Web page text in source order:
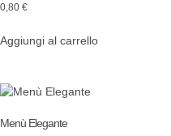
0,80 €
Aggiungi al carrello
Menù Elegante